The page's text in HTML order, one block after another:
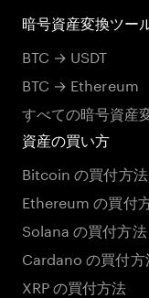
暗号資産変換ツー
BTC → USDT
BTC → Ethereum
すべての暗号資産
資産の買い方
Bitcoin の買付方法
Ethereum の買付
Solana の買付方法
Cardano の買付方
XRP の買付方法